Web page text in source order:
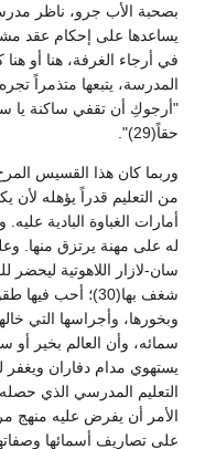
بصحبة الأب جرو، ناظر
يساعدها على إحكام عقد
في أرجاء الغرفة، هنا أو
المدرسة، يتبعها متذمراً
"أرجوكِ أن تقفي ساكنة يا
حقاً(29)".
وربما كان هذا القسيس
من التعليم قدراً يؤهله
أمارات الغباوة البادية
سان-لازار اللاهوتية ليحضر
شغف بها(30)؛ أحب
وبخورها، وأجراسها التي
سمائه، وأن العالم بخير
يستهوي مدام دفاران ويغفر
التعليم المدرسي الذي
الأمر أن يفرض عليه منهج
على تصاريف أسمائها